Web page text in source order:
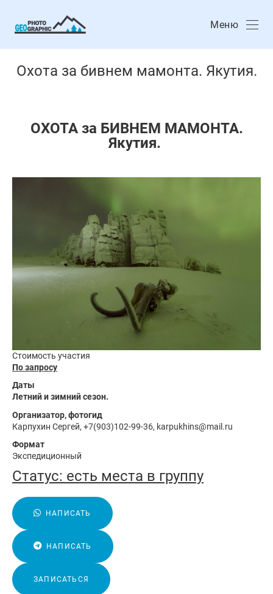
Меню
Охота за бивнем мамонта. Якутия.
ОХОТА за БИВНЕМ МАМОНТА.
Якутия.
Стоимость участия
По запросу
Даты
Летний и зимний сезон.
Организатор, фотогид
Карпухин Сергей, +7(903)102-99-36, karpukhins@mail.ru
Формат
Экспедиционный
Статус: есть места в группу
НАПИСАТЬ
НАПИСАТЬ
ЗАПИСАТЬСЯ